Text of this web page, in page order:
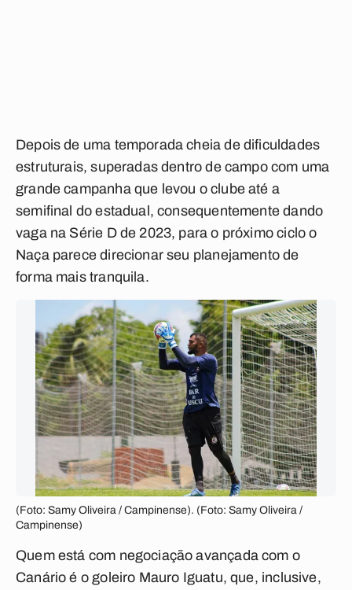
Depois de uma temporada cheia de dificuldades
estruturais, superadas dentro de campo com uma
grande campanha que levou o clube até a
semifinal do estadual, consequentemente dando
vaga na Série D de 2023, para o próximo ciclo o
Naça parece direcionar seu planejamento de
forma mais tranquila.
(Foto: Samy Oliveira / Campinense). (Foto: Samy Oliveira /
Campinense)
Quem está com negociação avançada com o
Canário é o goleiro Mauro Iguatu, que, inclusive,